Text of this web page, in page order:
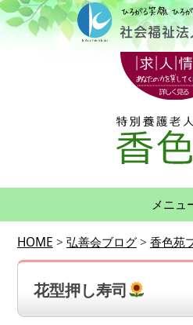
メニュ
HOME > 弘善会ブログ> 香色苑
花型押し寿司